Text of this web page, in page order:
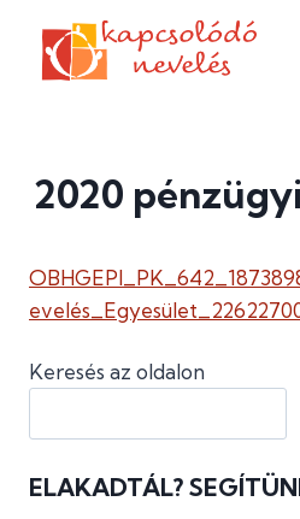
content
2020
Keresés az oldalon
ELAKADTÁL?